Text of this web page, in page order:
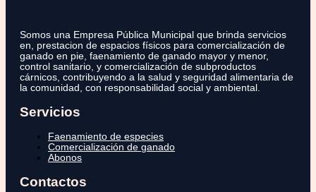
Somos una Empresa Pública Municipal que brinda servicios
en, prestacion de espacios físicos para comercialización de
ganado en pie, faenamiento de ganado mayor y menor,
control sanitario, y comercialización de subproductos
cárnicos, contribuyendo a la salud y seguridad alimentaria de
la comunidad, con responsabilidad social y ambiental.
Servicios
Faenamiento de especies
Comercialización de ganado
Abonos
Contactos